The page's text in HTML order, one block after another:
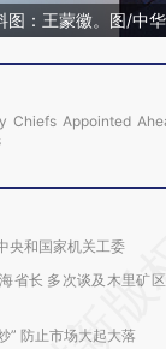
图：王蒙徽。图/中
Chiefs Appointed
央和国家机关工委
省长 多次谈及木里矿
” 防止市场大起大落